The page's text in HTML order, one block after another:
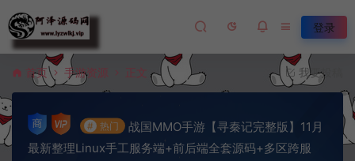
登录
首页 手游资源 正文 我要投稿
# 热门
战国MMO手游【寻秦记完整版】11月
最新整理Linux手工服务端+前后端全套源码+多区跨服